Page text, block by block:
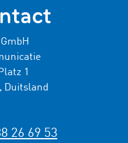
GmbH
1
Duitsland
26 69 53